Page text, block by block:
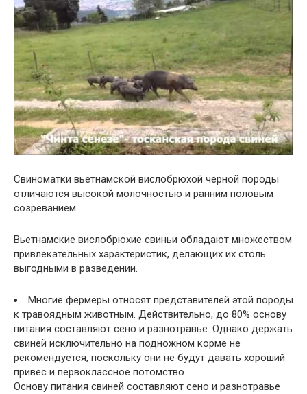
Свиноматки вьетнамской вислобрюхой черной породы
отличаются высокой молочностью и ранним половым
созреванием
Вьетнамские вислобрюхие свиньи обладают множеством
привлекательных характеристик, делающих их столь
выгодными в разведении.
Многие фермеры относят представителей этой породы
к травоядным животным. Действительно, до 80% основу
питания составляют сено и разнотравье. Однако держать
свиней исключительно на подножном корме не
рекомендуется, поскольку они не будут давать хороший
привес и первоклассное потомство.
Основу питания свиней составляют сено и разнотравье